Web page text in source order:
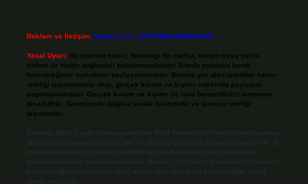
Reklam ve İletişim: Skype: live:.cid.575569c608265c69
Yasal Uyarı: Bu internet sitesi, herhangi bir marka, kurum veya şahıs
şirketi ile hiçbir bağlantısı bulunmamaktadır. Sitede yalnızca kendi
hazırladığımız makaleler paylaşılmaktadır. Burada yer alan içerikler haber
niteliği taşımamakta olup, gerçek kurum ve kişiler hakkında paylaşım
yapılmamaktadır. Gerçek kurum ve kişiler ile isim benzerlikleri tamamen
tesadüfidir. Sitemizdeki bilgiler taslak halindedir ve tavsiye niteliği
taşımazlar.
Sitemiz, 5651 Sayılı Kanun gereğince Bilgi Teknolojileri ve İletişim Kurumu
(BTK) tarafından onaylanmış bir Yer Sağlayıcı olarak hizmet vermektedir. Bu
nedenle, sitedeki içerikleri proaktif olarak denetleme veya araştırma
yükümlülüğümüz bulunmamaktadır. Ancak, üyelerimiz yazdıkları içeriklerin
sorumluluğunu taşımakta olup, siteye üye olarak bu sorumluluğu kabul
etmiş sayılırlar.